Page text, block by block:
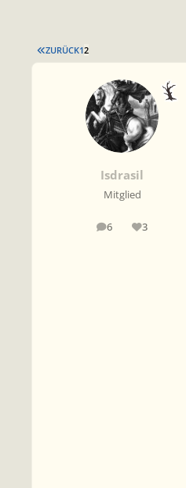
ERSTE SEITE
ZURÜCK12
Isdrasil
Mitglied
6
Beiträge3
Reputation